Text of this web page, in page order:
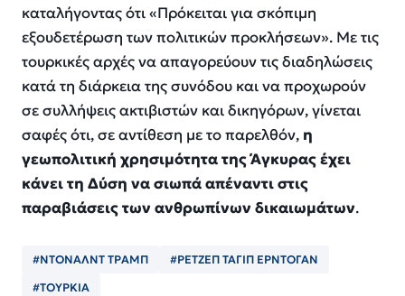
καταλήγοντας ότι «Πρόκειται για σκόπιμη
εξουδετέρωση των πολιτικών προκλήσεων». Με τις
τουρκικές αρχές να απαγορεύουν τις διαδηλώσεις
κατά τη διάρκεια της συνόδου και να προχωρούν
σε συλλήψεις ακτιβιστών και δικηγόρων, γίνεται
σαφές ότι, σε αντίθεση με το παρελθόν, η
γεωπολιτική χρησιμότητα της Άγκυρας έχει
κάνει τη Δύση να σιωπά απέναντι στις
παραβιάσεις των ανθρωπίνων δικαιωμάτων.
#ΝΤΟΝΑΛΝΤ ΤΡΑΜΠ #ΡΕΤΖΕΠ ΤΑΓΙΠ ΕΡΝΤΟΓΑΝ
#ΤΟΥΡΚΙΑ